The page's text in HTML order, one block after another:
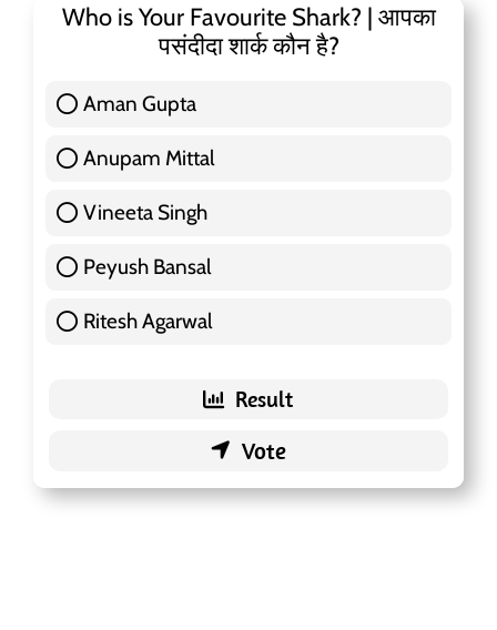
Who is Your Favourite Shark? | आपका
पसंदीदा शार्क कौन है?
Aman Gupta
Anupam Mittal
Vineeta Singh
Peyush Bansal
Ritesh Agarwal